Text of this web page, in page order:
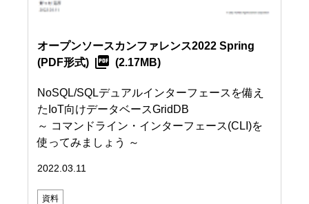
オープンソースカンファレンス2022 Spring
(PDF形式)
(2.17MB)
NoSQL/SQLデュアルインターフェースを備え
たIoT向けデータベースGridDB
～ コマンドライン・インターフェース(CLI)を
使ってみましょう ～
2022.03.11
資料